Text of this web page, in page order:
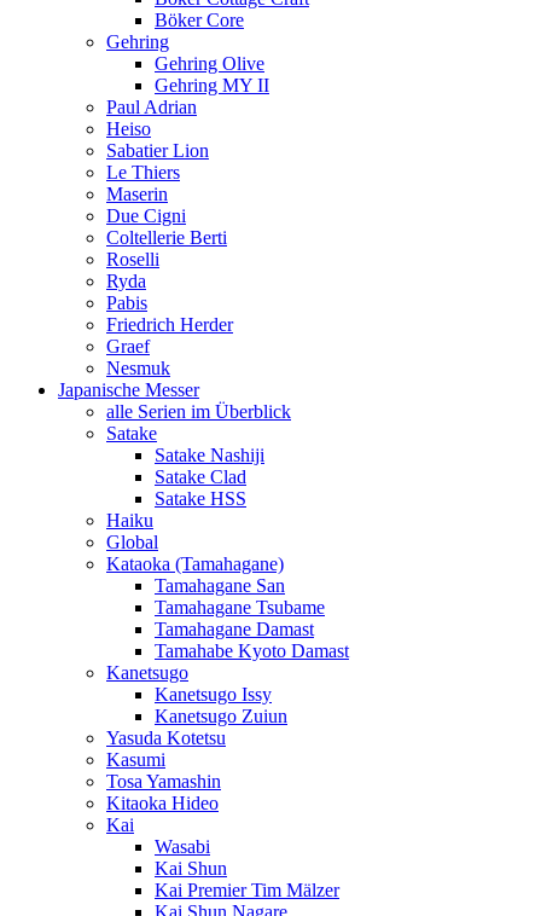
Böker Core
Gehring
Gehring Olive
Gehring MY II
Paul Adrian
Heiso
Sabatier Lion
Le Thiers
Maserin
Due Cigni
Coltellerie Berti
Roselli
Ryda
Pabis
Friedrich Herder
Graef
Nesmuk
Japanische Messer
alle Serien im Überblick
Satake
Satake Nashiji
Satake Clad
Satake HSS
Haiku
Global
Kataoka (Tamahagane)
Tamahagane San
Tamahagane Tsubame
Tamahagane Damast
Tamahabe Kyoto Damast
Kanetsugo
Kanetsugo Issy
Kanetsugo Zuiun
Yasuda Kotetsu
Kasumi
Tosa Yamashin
Kitaoka Hideo
Kai
Wasabi
Kai Shun
Kai Premier Tim Mälzer
Kai Shun Nagare